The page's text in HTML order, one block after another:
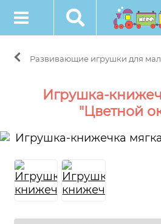
Развивающие игрушки для
Игрушка-
"Цветной